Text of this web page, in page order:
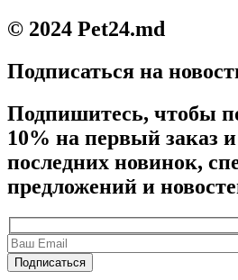
© 2024 Pet24.md
Подписаться на
Подпишитесь, чтобы
10% на первый заказ
последних новинок,
предложений и